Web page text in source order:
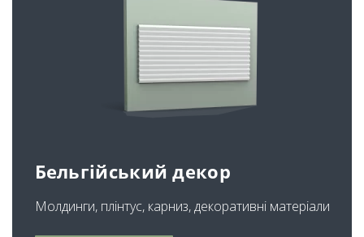
Бельгійський декор
Молдинги, плінтус, карниз, декоративні матеріали